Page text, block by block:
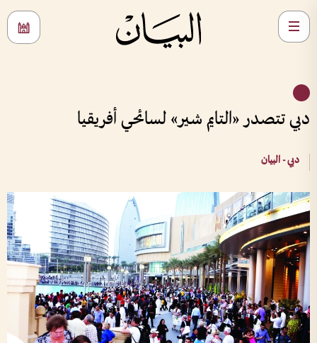
دبي تتصدر «التايم شير» لسائحي أفريقيا
دبي - البيان